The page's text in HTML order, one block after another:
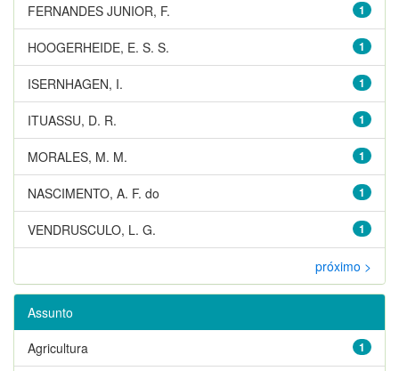
1
FERNANDES JUNIOR, F.
1
HOOGERHEIDE, E. S. S.
1
ISERNHAGEN, I.
1
ITUASSU, D. R.
1
MORALES, M. M.
1
NASCIMENTO, A. F. do
1
VENDRUSCULO, L. G.
próximo >
Assunto
1
Agricultura